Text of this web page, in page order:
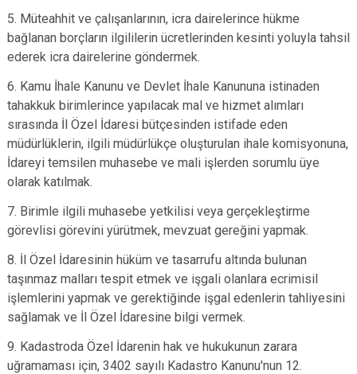
5. Müteahhit ve çalışanlarının, icra dairelerince hükme
bağlanan borçların ilgililerin ücretlerinden kesinti yoluyla tahsil
ederek icra dairelerine göndermek.
6. Kamu İhale Kanunu ve Devlet İhale Kanununa istinaden
tahakkuk birimlerince yapılacak mal ve hizmet alımları
sırasında İl Özel İdaresi bütçesinden istifade eden
müdürlüklerin, ilgili müdürlükçe oluşturulan ihale komisyonuna,
İdareyi temsilen muhasebe ve mali işlerden sorumlu üye
olarak katılmak.
7. Birimle ilgili muhasebe yetkilisi veya gerçekleştirme
görevlisi görevini yürütmek, mevzuat gereğini yapmak.
8. İl Özel İdaresinin hüküm ve tasarrufu altında bulunan
taşınmaz malları tespit etmek ve işgali olanlara ecrimisil
işlemlerini yapmak ve gerektiğinde işgal edenlerin tahliyesini
sağlamak ve İl Özel İdaresine bilgi vermek.
9. Kadastroda Özel İdarenin hak ve hukukunun zarara
uğramaması için, 3402 sayılı Kadastro Kanunu'nun 12.